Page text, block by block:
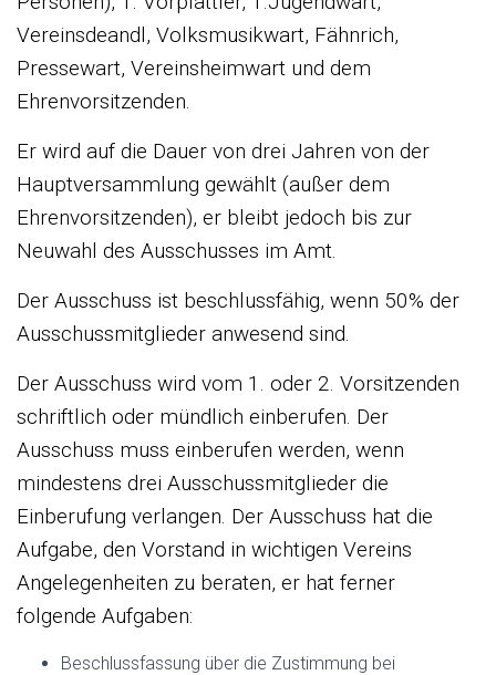
Vereinsdeandl, Volksmusikwart, Fähnrich,
Pressewart, Vereinsheimwart und dem
Ehrenvorsitzenden.
Er wird auf die Dauer von drei Jahren von der
Hauptversammlung gewählt (außer dem
Ehrenvorsitzenden), er bleibt jedoch bis zur
Neuwahl des Ausschusses im Amt.
Der Ausschuss ist beschlussfähig, wenn 50% der
Ausschussmitglieder anwesend sind.
Der Ausschuss wird vom 1. oder 2. Vorsitzenden
schriftlich oder mündlich einberufen. Der
Ausschuss muss einberufen werden, wenn
mindestens drei Ausschussmitglieder die
Einberufung verlangen. Der Ausschuss hat die
Aufgabe, den Vorstand in wichtigen Vereins
Angelegenheiten zu beraten, er hat ferner
folgende Aufgaben:
Beschlussfassung über die Zustimmung bei